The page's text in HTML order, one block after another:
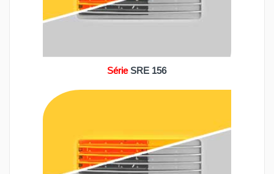
Série SRE 156